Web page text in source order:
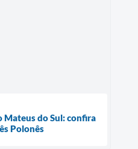
Mateus do Sul: confira
Polonês